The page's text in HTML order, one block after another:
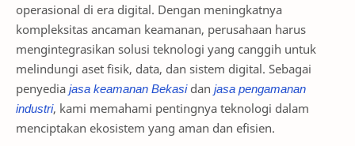
operasional di era digital. Dengan meningkatnya
kompleksitas ancaman keamanan, perusahaan harus
mengintegrasikan solusi teknologi yang canggih untuk
melindungi aset fisik, data, dan sistem digital. Sebagai
penyedia jasa keamanan Bekasidan jasa pengamanan
industri, kami memahami pentingnya teknologi dalam
menciptakan ekosistem yang aman dan efisien.